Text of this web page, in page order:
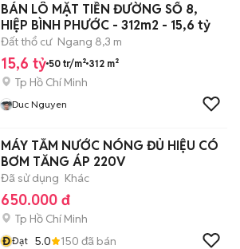
BÁN LÔ MẶT TIỀN ĐƯỜNG SỐ 8,
HIỆP BÌNH PHƯỚC - 312m2 - 15,6 tỷ
Đất thổ cư Ngang 8,3 m
15,6 tỷ 50 tr/m² 312 m²
Tp Hồ Chí Minh
Duc Nguyen
MÁY TẮM NƯỚC NÓNG ĐỦ HIỆU CÓ
BƠM TĂNG ÁP 220V
Đã sử dụng Khác
650.000 đ
Tp Hồ Chí Minh
ĐĐạt 5.0 150 đã bán